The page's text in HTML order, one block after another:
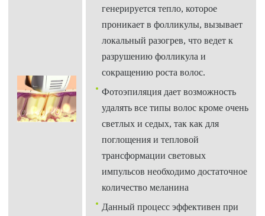
генерируется тепло, которое
проникает в фолликулы, вызывает
локальный разогрев, что ведет к
разрушению фолликула и
сокращению роста волос.
Фотоэпиляция дает возможность
удалять все типы волос кроме очень
светлых и седых, так как для
поглощения и тепловой
трансформации световых
импульсов необходимо достаточное
количество меланина
Данный процесс эффективен при